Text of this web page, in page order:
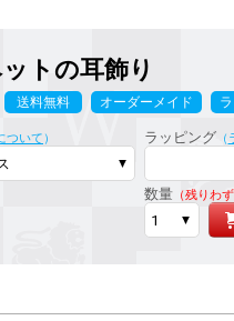
トの耳飾り
送料無料 オーダーメイド
ついて ） ラッピング （
数量（残りわ